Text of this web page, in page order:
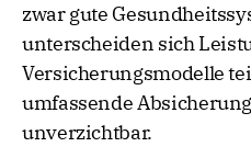
zwar gute
unterscheiden sich
Versicherungsmodelle
umfassende
unverzichtbar.